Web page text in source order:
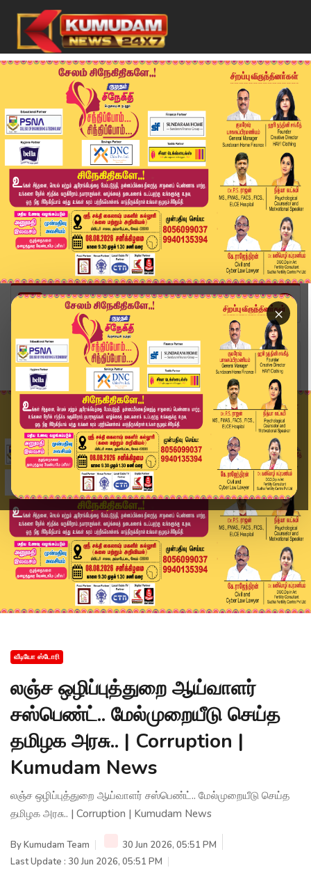
×
Home
வீடியோ ஸ்டோரி
லஞ்ச ஒழிப்புத்துறை ஆய்வாளர் சஸ்பெண்ட்.. மேல்முற...
வீடியோ ஸ்டோரி
லஞ்ச ஒழிப்புத்துறை ஆய்வாளர்
சஸ்பெண்ட்.. மேல்முறையீடு செய்த
தமிழக அரசு.. | Corruption |
Kumudam News
லஞ்ச ஒழிப்புத்துறை ஆய்வாளர் சஸ்பெண்ட்.. மேல்முறையீடு செய்த
தமிழக அரசு.. | Corruption | Kumudam News
ByKumudam Team
30 Jun 2026, 05:51 PM
Last Update : 30 Jun 2026, 05:51 PM